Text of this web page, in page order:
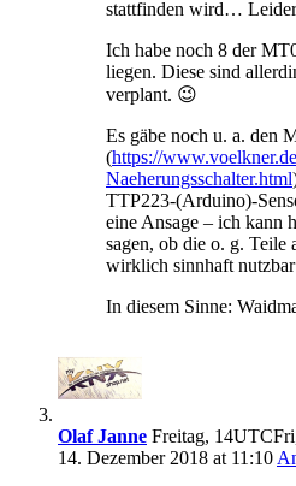
stattfinden wird…
Ich habe noch 8 der
liegen. Diese sind
verplant. 😉
Es gäbe noch u. a. den
(https://
Naeherungsschalter.html
TTP223-(Arduino)-
eine Ansage – ich kann
sagen, ob die o. g. Teile
wirklich sinnhaft
In diesem Sinne:
Olaf Janne Freitag,
14. Dezember 2018 at 11:10